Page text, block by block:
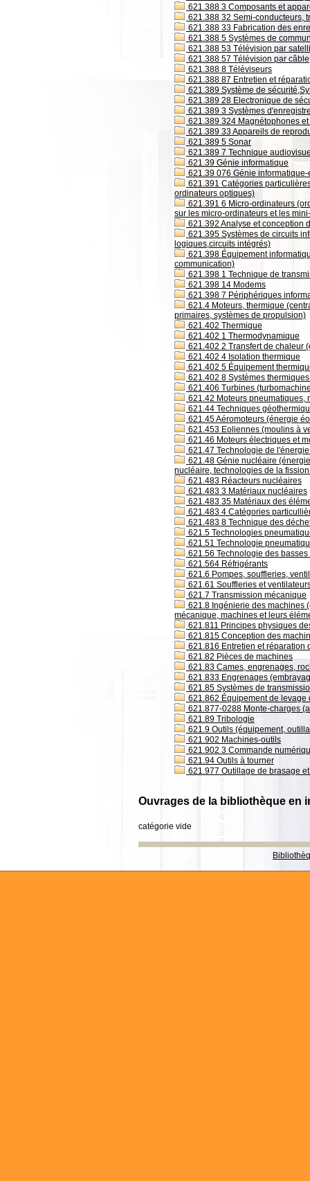
621.388 3 Composants et
621.388 32 Semi-conducteurs,
621.388 33 Fabrication des
621.388 5 Systèmes de
621.388 53 Télévision par
621.388 57 Télévision par câble
621.388 8 Téléviseurs
621.388 87 Entretien et
621.389 Système de
621.389 28 Electronique de
621.389 3 Systèmes
621.389 324 Magnétophones
621.389 33 Appareils de
621.389 5 Sonar
621.389 7 Technique
621.39 Génie informatique
621.39 076 Génie
621.391 Catégories
ordinateurs optiques)
621.391 6 Micro-ordinateurs
sur les micro-ordinateurs et les
621.392 Analyse et conception
621.395 Systèmes de circuits
logiques,circuits intégrés)
621.398 Équipement
communication)
621.398 1 Technique de
621.398 14 Modems
621.398 7 Périphériques
621.4 Moteurs, thermique
primaires, systèmes de propulsion)
621.402 Thermique
621.402 1 Thermodynamique
621.402 2 Transfert de chaleur
621.402 4 Isolation thermique
621.402 5 Équipement
621.402 8 Systèmes
621.406 Turbines
621.42 Moteurs pneumatiques,
621.44 Techniques
621.45 Aéromoteurs (énergie
621.453 Eoliennes (moulins à
621.46 Moteurs électriques et
621.47 Technologie de
621.48 Génie nucléaire
nucléaire, technologies de la
621.483 Réacteurs nucléaires
621.483 3 Matériaux nucléaires
621.483 35 Matériaux des
621.483 4 Catégories
621.483 8 Technique des
621.5 Technologies
621.51 Technologie
621.56 Technologie des
621.564 Réfrigérants
621.6 Pompes, souffleries,
621.61 Souffleries et
621.7 Transmission mécanique
621.8 Ingénierie des machines
mécanique, machines et leurs
621.811 Principes physiques
621.815 Conception des
621.816 Entretien et réparation
621.82 Pièces de machines
621.83 Cames, engrenages,
621.833 Engrenages
621.85 Systèmes de
621.862 Équipement de levage
621.877-0288 Monte-charges
621.89 Tribologie
621.9 Outils (équipement,
621.902 Machines-outils
621.902 3 Commande
621.94 Outils à tourner
621.977 Outillage de brasage
Ouvrages de la bibliothèque en
catégorie vide